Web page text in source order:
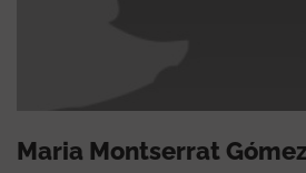
Maria Montserrat